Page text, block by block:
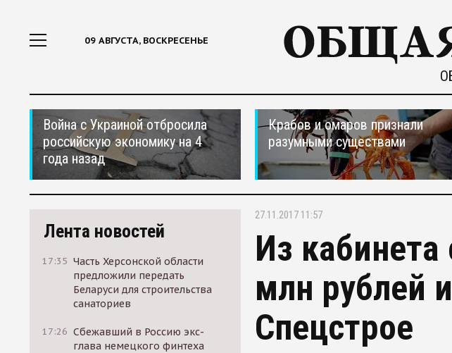
09 АВГУСТА, ВОСКРЕСЕНЬЕ
Война с Украиной отбросила
российскую экономику на 4
года назад
Крабов и омаров признали
разумными существами
Лента новостей
17:35 Часть Херсонской области
предложили передать
Беларуси для строительства
санаториев
17:26 Сбежавший в Россию экс-
глава немецкого финтеха
27.11.2017 11:57
Из
млн рублей
Спецстрое